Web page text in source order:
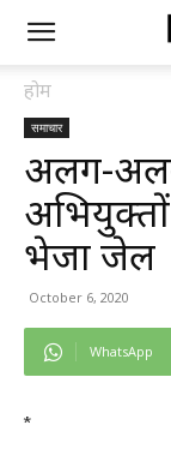
होम
समाचार
अलग-
भेजा जेल
October 6, 2020
WhatsApp
*